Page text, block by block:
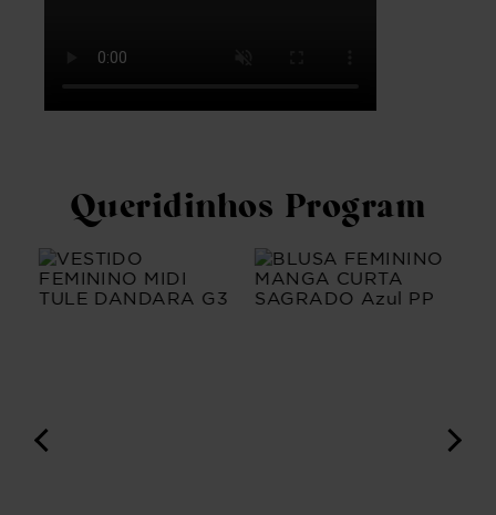
Queridinhos Program